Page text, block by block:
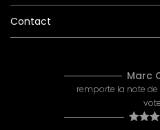
Contact
Marc
remporte la note de